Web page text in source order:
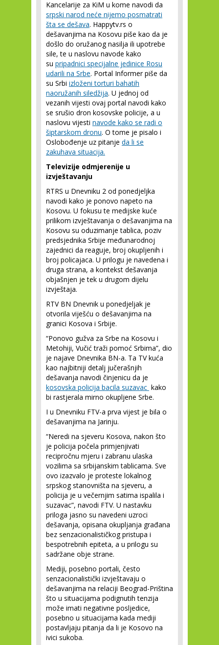
Kancelarije za KiM u kome navodi da
srpski narod neće nijemo posmatrati
šta se dešava. Happytv.rs o
dešavanjima na Kosovu piše kao da je
došlo do oružanog nasilja ili upotrebe
sile, te u naslovu navode kako
su pripadnici specijalne jedinice Rosu
udarili na Srbe. Portal Informer piše da
su Srbi izloženi torturi bahatih
naoružanih siledžija. U jednoj od
vezanih vijesti ovaj portal navodi kako
se srušio dron kosovske policije, a u
naslovu vijesti navode kako se radi o
šiptarskom dronu. O tome je pisalo i
Oslobođenje uz pitanje da li se
zakuhava situacija.
Televizije odmjerenije u
izvještavanju
RTRS u Dnevniku 2 od ponedjeljka
navodi kako je ponovo napeto na
Kosovu. U fokusu te medijske kuće
prilikom izvještavanja o dešavanjima na
Kosovu su oduzimanje tablica, poziv
predsjednika Srbije međunarodnoj
zajednici da reaguje, broj okupljenih i
broj policajaca. U prilogu je navedena i
druga strana, a kontekst dešavanja
objašnjen je tek u drugom dijelu
izvještaja.
RTV BN Dnevnik u ponedjeljak je
otvorila viješću o dešavanjima na
granici Kosova i Srbije.
“Ponovo gužva za Srbe na Kosovu i
Metohiji, Vučić traži pomoć Srbima”, dio
je najave Dnevnika BN-a. Ta TV kuća
kao najbitniji detalj jučerašnjih
dešavanja navodi činjenicu da je
kosovska policija bacila suzavac kako
bi rastjerala mirno okupljene Srbe.
I u Dnevniku FTV-a prva vijest je bila o
dešavanjima na Jarinju.
“Neredi na sjeveru Kosova, nakon što
je policija počela primjenjivati
recipročnu mjeru i zabranu ulaska
vozilima sa srbijanskim tablicama. Sve
ovo izazvalo je proteste lokalnog
srpskog stanovništa na sjeveru, a
policija je u večernjim satima ispalila i
suzavac”, navodi FTV. U nastavku
priloga jasno su navedeni uzroci
dešavanja, opisana okupljanja građana
bez senzacionalističkog pristupa i
bespotrebnih epiteta, a u prilogu su
sadržane obje strane.
Mediji, posebno portali, često
senzacionalistički izvještavaju o
dešavanjima na relaciji Beograd-Priština
što u situacijama podignutih tenzija
može imati negativne posljedice,
posebno u situacijama kada mediji
postavljaju pitanja da li je Kosovo na
ivici sukoba.